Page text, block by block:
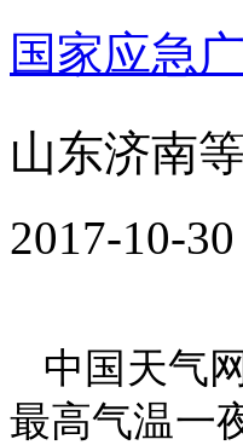
国家应急
山东济南
2017-10-
中国天气
最高气温一